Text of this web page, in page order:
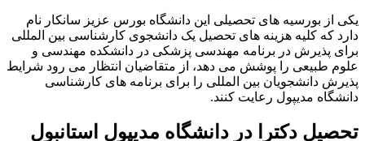
یکی از بورسیه های تحصیلی این دانشگاه بورس عزیز سانکار نام
دارد که کلیه هزینه های تحصیل یک دانشجوی کارشناسی بین المللی
برای پذیرش در برنامه مهندسی پزشکی در دانشکده مهندسی و
علوم طبیعی را پوشش می دهد، از متقاضیان انتظار می رود شرایط
پذیرش دانشجویان بین المللی را برای برنامه های کارشناسی
دانشگاه مدیپول رعایت کنند.
تحصیل دکترا در دانشگاه مدیپول استانبول